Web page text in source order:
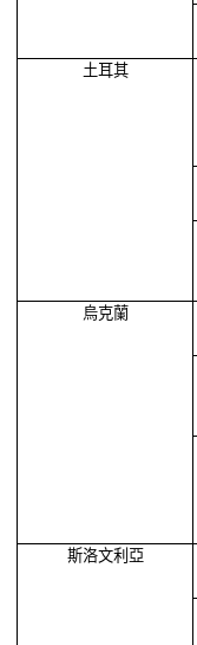
土耳其
烏克蘭
斯洛文利亞